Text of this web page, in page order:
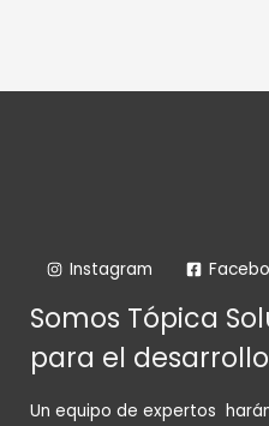
Instagram
Somos Tópica
para el
Un equipo de expertos